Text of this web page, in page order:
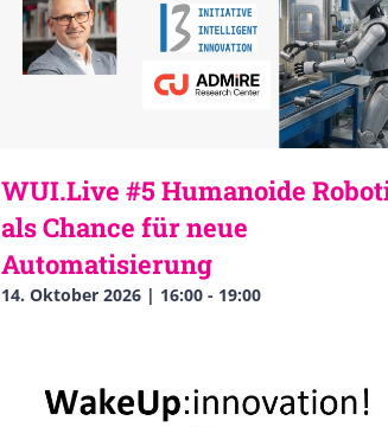
WUI.Live #5 Humanoide
als Chance für neue
Automatisierung
14. Oktober 2026 | 16:00- 19:00